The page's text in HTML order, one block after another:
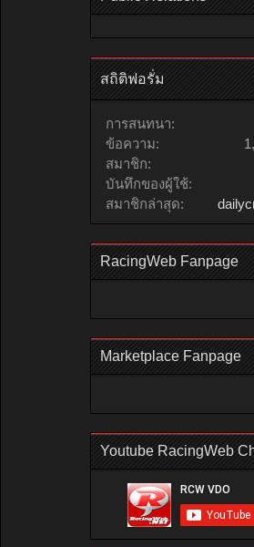
สถิติฟอรั่ม
การสนทนา:
ข้อความ:
สมาชิก:
บันทึกของผู้ใช้:
สมาชิกล่าสุด:
RacingWeb Fanpage
Marketplace Fanpage
Youtube RacingWeb